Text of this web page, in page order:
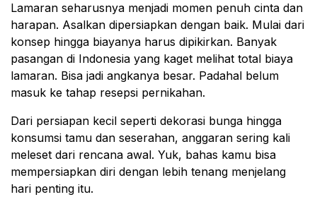
Lamaran seharusnya menjadi momen penuh cinta dan
harapan. Asalkan dipersiapkan dengan baik. Mulai dari
konsep hingga biayanya harus dipikirkan. Banyak
pasangan di Indonesia yang kaget melihat total biaya
lamaran. Bisa jadi angkanya besar. Padahal belum
masuk ke tahap resepsi pernikahan.
Dari persiapan kecil seperti dekorasi bunga hingga
konsumsi tamu dan seserahan, anggaran sering kali
meleset dari rencana awal. Yuk, bahas kamu bisa
mempersiapkan diri dengan lebih tenang menjelang
hari penting itu.